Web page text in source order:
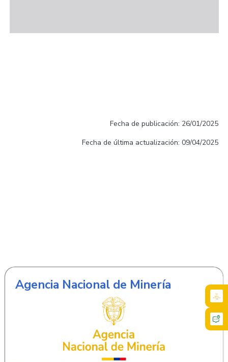
Fecha de publicación: 26/01/2025
Fecha de última actualización: 09/04/2025
Agencia Nacional de Minería